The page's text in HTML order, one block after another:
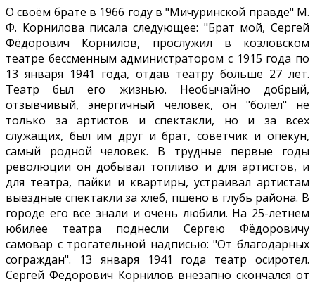
О своём брате в 1966 году в "Мичуринской правде" М.
Ф. Корнилова писала следующее: "Брат мой, Сергей
Фёдорович Корнилов, прослужил в козловском
театре бессменным администратором с 1915 года по
13 января 1941 года, отдав театру больше 27 лет.
Театр был его жизнью. Необычайно добрый,
отзывчивый, энергичный человек, он "болел" не
только за артистов и спектакли, но и за всех
служащих, был им друг и брат, советчик и опекун,
самый родной человек. В трудные первые годы
революции он добывал топливо и для артистов, и
для театра, пайки и квартиры, устраивал артистам
выездные спектакли за хлеб, пшено в глубь района. В
городе его все знали и очень любили. На 25-летнем
юбилее театра поднесли Сергею Фёдоровичу
самовар с трогательной надписью: "От благодарных
сограждан". 13 января 1941 года театр осиротел.
Сергей Фёдорович Корнилов внезапно скончался от